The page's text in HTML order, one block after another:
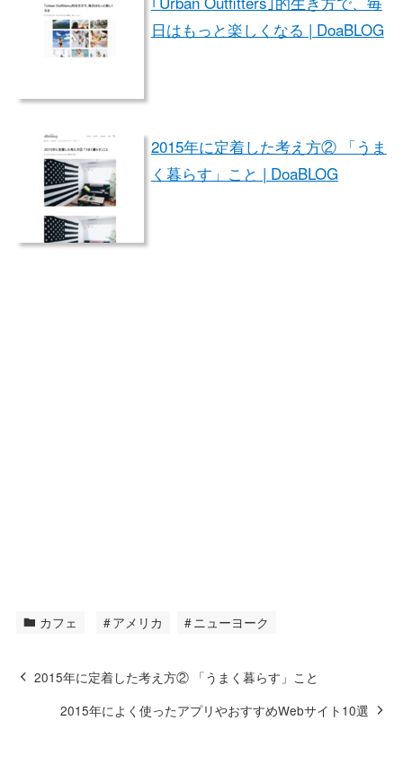
日はもっと楽しくなる | DoaBLOG
2015年に定着した考え方② 「うま
く暮らす」こと | DoaBLOG
カフェ アメリカ ニューヨーク
2015年に定着した考え方② 「うまく暮らす」こと
2015年によく使ったアプリやおすすめWebサイト10選